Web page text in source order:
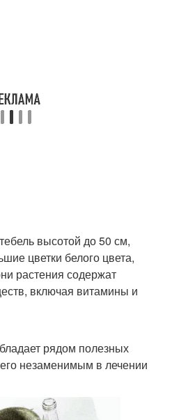
высотой до 50 см,
цветки белого цвета,
растения содержат
включая витамины и
рядом полезных
незаменимым в лечении